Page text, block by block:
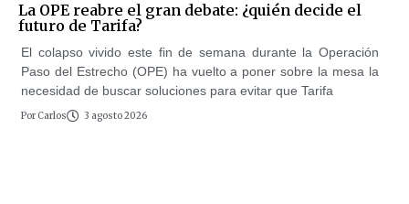
La OPE reabre el gran debate: ¿quién decide el
futuro de Tarifa?
El colapso vivido este fin de semana durante la Operación
Paso del Estrecho (OPE) ha vuelto a poner sobre la mesa la
necesidad de buscar soluciones para evitar que Tarifa
Por Carlos 3 agosto 2026